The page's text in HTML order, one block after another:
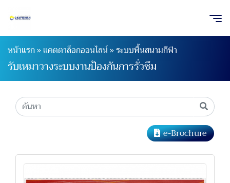
หน้าแรก»แคตตาล็อกออนไลน์»ระบบพื้นสนามกีฬา
รับเหมาวางระบบงานป้องกันการรั่วซึม
e-Brochure